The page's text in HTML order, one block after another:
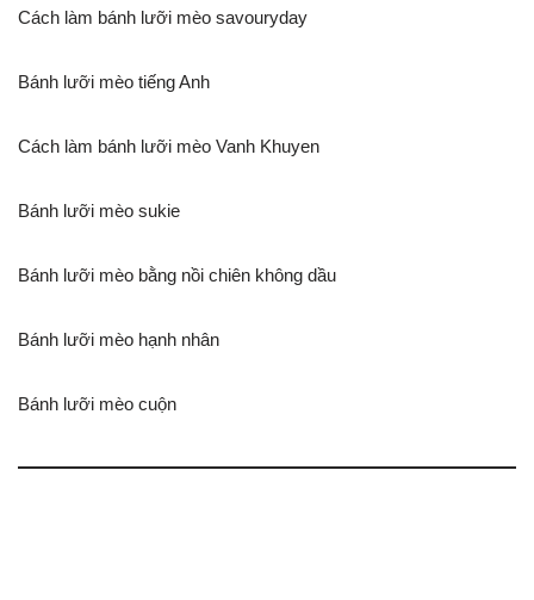
Cách làm bánh lưỡi mèo savouryday
Bánh lưỡi mèo tiếng Anh
Cách làm bánh lưỡi mèo Vanh Khuyen
Bánh lưỡi mèo sukie
Bánh lưỡi mèo bằng nồi chiên không dầu
Bánh lưỡi mèo hạnh nhân
Bánh lưỡi mèo cuộn